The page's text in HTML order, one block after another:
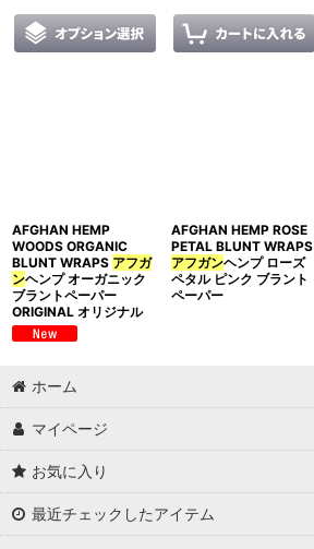
AFGHAN HEMP
WOODS ORGANIC
BLUNT WRAPS アフガ
ンヘンプ オーガニック
ブラントペーパー
ORIGINAL オリジナル
AFGHAN HEMP ROSE
PETAL BLUNT WRAPS
アフガンヘンプ ローズ
ペタル ピンク ブラント
ペーパー
ホーム
マイページ
お気に入り
最近チェックしたアイテム